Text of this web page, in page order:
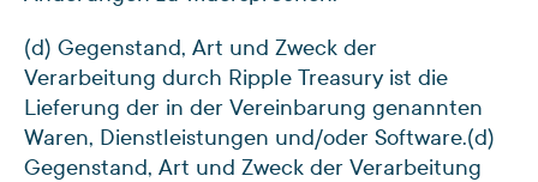
(d) Gegenstand, Art und Zweck der
Verarbeitung durch Ripple Treasury ist die
Lieferung der in der Vereinbarung genannten
Waren, Dienstleistungen und/oder Software.(d)
Gegenstand, Art und Zweck der Verarbeitung